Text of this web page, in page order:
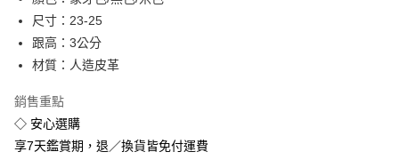
街口支付
悠遊付
Google Pay
全盈+PAY
運送方式
尺寸：23-25
跟高：3公分
材質：人造皮革
銷售重點
◇ 安心選購
享7天鑑賞期，退／換貨皆免付運費